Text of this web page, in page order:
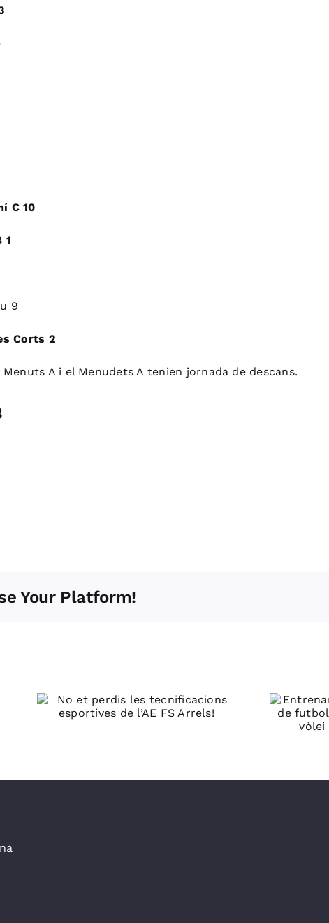
C 10
1
9
Corts 2
A i el Menudets A tenien jornada de descans.
Your Platform!
portes obertes de
futbol sala,
rítmica